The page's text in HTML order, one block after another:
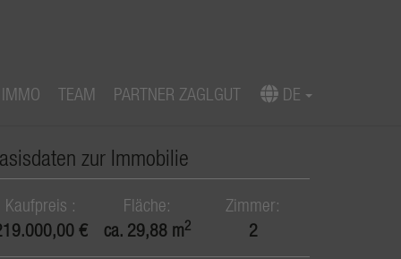
TEAM PARTNER ZAGLGUT DE
Download Expose
zur Immobilie
Kaufpreis
€
Fläche
ca. 29,88 m2
Zimmer
2